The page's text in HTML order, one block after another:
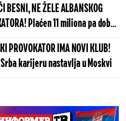
BESNI, NE ŽELE ALBANSKOG
Plaćen 11 miliona pa dobio
poruku
PROVOKATOR IMA NOVI KLUB!
karijeru nastavlja u Moskvi